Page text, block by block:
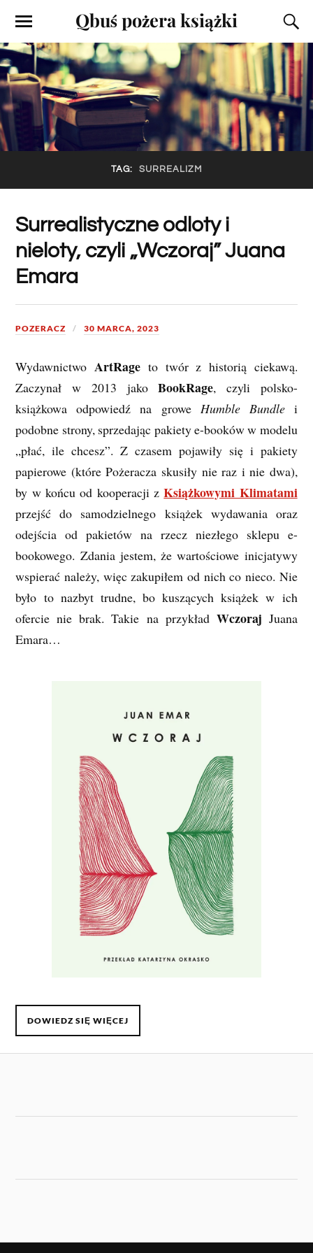
Qbuś pożera książki
TAG: SURREALIZM
Surrealistyczne odloty i
nieloty, czyli „Wczoraj” Juana
Emara
POZERACZ 30 MARCA, 2023
WydawnictwoArtRage to twór z historią ciekawą.
Zaczynał w 2013 jakoBookRage, czyli polsko-
książkowa odpowiedź na growe Humble Bundlei
podobne strony, sprzedając pakiety e-booków w modelu
„płać, ile chcesz”. Z czasem pojawiły się i pakiety
papierowe (które Pożeracza skusiły nie raz i nie dwa),
by w końcu od kooperacji zKsiążkowymi Klimatami
przejść do samodzielnego książek wydawania oraz
odejścia od pakietów na rzecz niezłego sklepu e-
bookowego. Zdania jestem, że wartościowe inicjatywy
wspierać należy, więc zakupiłem od nich co nieco. Nie
było to nazbyt trudne, bo kuszących książek w ich
ofercie nie brak. Takie na przykład Wczoraj Juana
Emara…
DOWIEDZ SIĘ WIĘCEJ